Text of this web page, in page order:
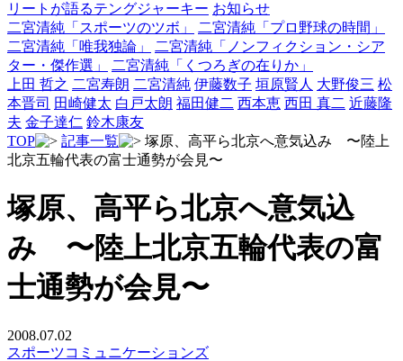
リートが語るテングジャーキー お知らせ
二宮清純「スポーツのツボ」
二宮清純「プロ野球の時間」
二宮清純「唯我独論」
二宮清純「ノンフィクション・シア
ター・傑作選」
二宮清純「くつろぎの在りか」
上田 哲之 二宮寿朗 二宮清純 伊藤数子 垣原賢人 大野俊三 松
本晋司 田崎健太 白戸太朗 福田健二 西本恵 西田 真二 近藤隆
夫 金子達仁 鈴木康友
TOP
記事一覧
塚原、高平ら北京へ意気込み 〜陸上
北京五輪代表の富士通勢が会見〜
塚原、高平ら北京へ意気込
み 〜陸上北京五輪代表の富
士通勢が会見〜
2008.07.02
スポーツコミュニケーションズ